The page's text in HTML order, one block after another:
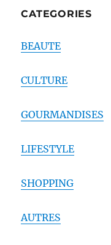
CATEGORIES
BEAUTE
CULTURE
GOURMANDISES
LIFESTYLE
SHOPPING
AUTRES